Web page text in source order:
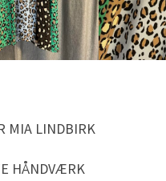
MIA LINDBIRK
HÅNDVÆRK